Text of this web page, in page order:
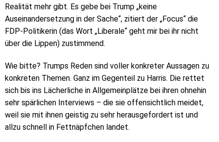
Realität mehr gibt. Es gebe bei Trump „keine
Auseinandersetzung in der Sache“, zitiert der „Focus“ die
FDP-Politikerin (das Wort „Liberale“ geht mir bei ihr nicht
über die Lippen) zustimmend.
Wie bitte? Trumps Reden sind voller konkreter Aussagen zu
konkreten Themen. Ganz im Gegenteil zu Harris. Die rettet
sich bis ins Lächerliche in Allgemeinplätze bei ihren ohnehin
sehr spärlichen Interviews – die sie offensichtlich meidet,
weil sie mit ihnen geistig zu sehr herausgefordert ist und
allzu schnell in Fettnäpfchen landet.